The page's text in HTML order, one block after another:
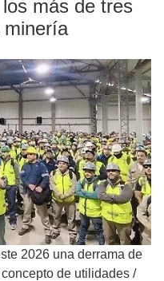
más de tres
minería
2026 una derrama de
de utilidades /